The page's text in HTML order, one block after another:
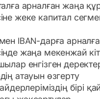
арналған жаңа
жеке капитал
IBAN-дарға
жаңа мекенжай
енгізген
атауын өзгерту
бірі